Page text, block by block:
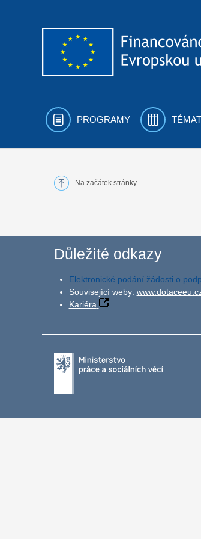
PROGRAMY
Na začátek stránky
Důležité odkazy
Elektronické podání žádosti o
Související weby:
Kariéra